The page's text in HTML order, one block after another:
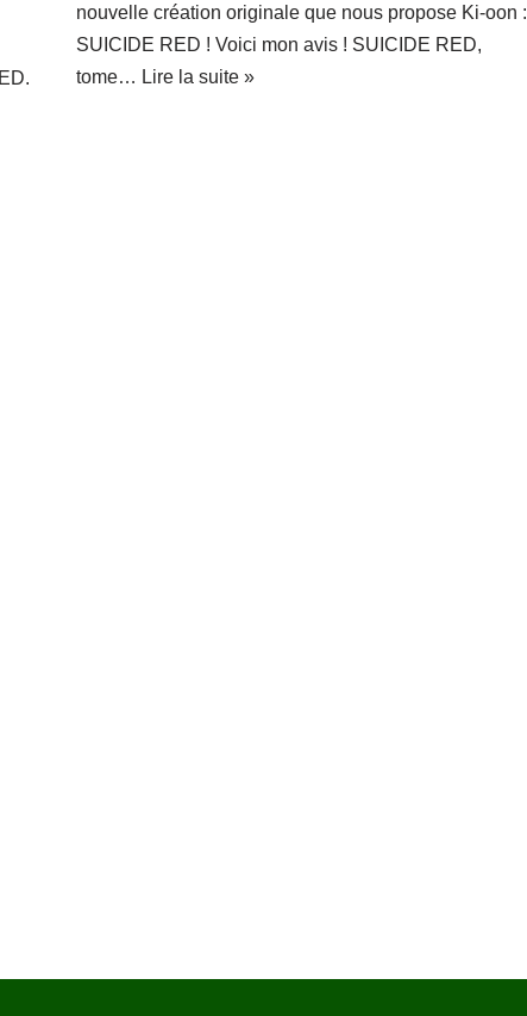
nouvelle création originale que nous propose Ki-oon :
SUICIDE RED ! Voici mon avis ! SUICIDE RED,
tome… Lire la suite »